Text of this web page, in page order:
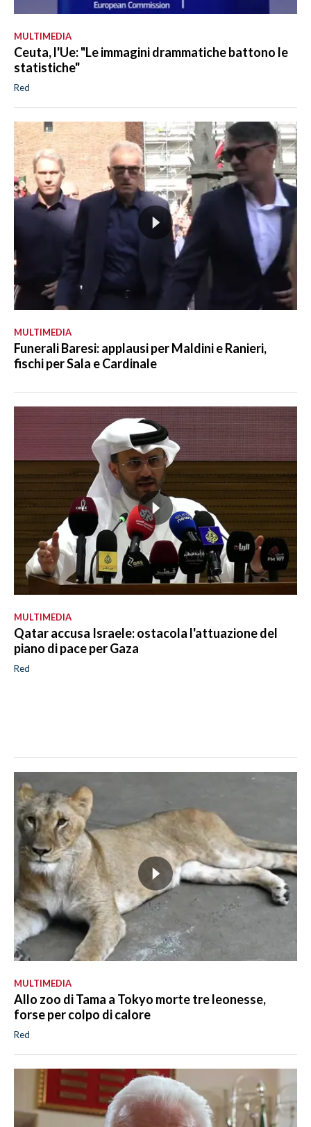
MULTIMEDIA
Ceuta, l'Ue: "Le immagini drammatiche battono le
statistiche"
Red
MULTIMEDIA
Funerali Baresi: applausi per Maldini e Ranieri,
fischi per Sala e Cardinale
MULTIMEDIA
Qatar accusa Israele: ostacola l'attuazione del
piano di pace per Gaza
Red
MULTIMEDIA
Allo zoo di Tama a Tokyo morte tre leonesse,
forse per colpo di calore
Red